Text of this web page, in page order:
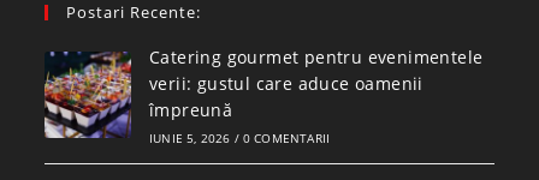
Postari Recente:
Catering gourmet pentru evenimentele
verii: gustul care aduce oamenii
împreună
IUNIE 5, 2026 / 0 COMENTARII